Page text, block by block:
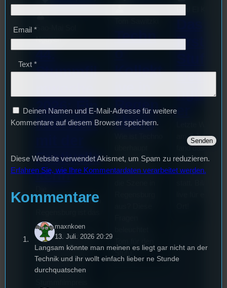
Veranstaltungen
Sao-Mai Sol
Nguyen
44.
Stummfil
2026: Ein
Interview
Festivalle
iterin
Stummfilmwoche in
älteste
Stummfilmfestivals
Deutschland und
wurde auch mit
dem deutschen
Techn
o
Kollekt
Regen
sburg
entstanden?
Und wie sieht
Erste
Beerpo
ngturni
er
am 7.Juli 2026
fand das erste
Stufu
Email *
Text *
Deinen Namen und E-Mail-Adresse für weitere
Kommentare auf diesem Browser speichern.
Diese Website verwendet Akismet, um Spam zu reduzieren.
Erfahren Sie, wie Ihre Kommentardaten verarbeitet werden.
Kommentare
maxnkoen
13. Juli. 2026 20:29
Langsam könnte man meinen es liegt gar nicht an der
Technik und ihr wollt einfach lieber ne Stunde
durchquatschen